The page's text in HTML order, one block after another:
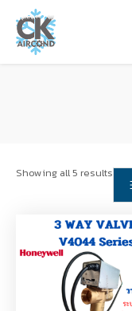
Showing all 5 results